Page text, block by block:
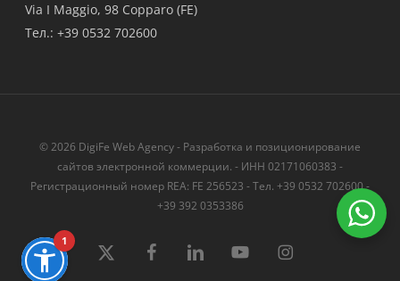
Via I Maggio, 98 Copparo (FE)
Тел.: +39 0532 702600
© 2026 DigiFe Web Agency - Разработка и позиционирование
сайтов электронной коммерции. - ИНН 02171060383 -
Регистрационный номер REA: FE 256523 - Тел. +39 0532 702600 -
+39 392 0353386
твиттер FacebookLinkedIn YouTube instagram
1